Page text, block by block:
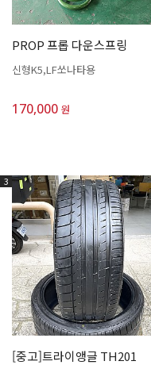
PROP 프롭 다운스프링
신형K5,LF쏘나타용
170,000 원
3
[중고]트라이앵글 TH201